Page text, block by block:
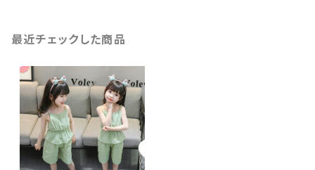
最近チェックした商品